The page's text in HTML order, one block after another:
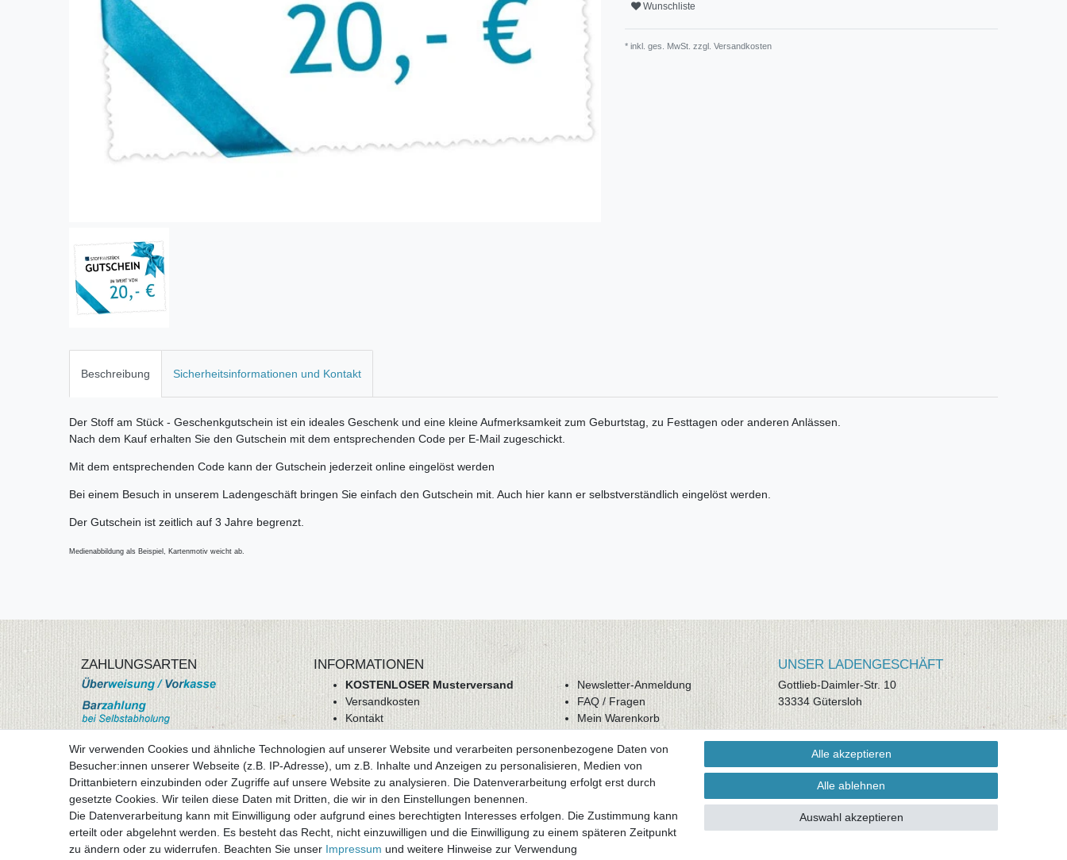
Wunschliste
* inkl. ges. MwSt. zzgl. Versandkosten
Beschreibung Sicherheitsinformationen und Kontakt
Der Stoff am Stück - Geschenkgutschein ist ein ideales Geschenk und eine kleine Aufmerksamkeit zum Geburtstag, zu Festtagen oder anderen Anlässen.
Nach dem Kauf erhalten Sie den Gutschein mit dem entsprechenden Code per E-Mail zugeschickt.
Mit dem entsprechenden Code kann der Gutschein jederzeit online eingelöst werden
Bei einem Besuch in unserem Ladengeschäft bringen Sie einfach den Gutschein mit. Auch hier kann er selbstverständlich eingelöst werden.
Der Gutschein ist zeitlich auf 3 Jahre begrenzt.
Medienabbildung als Beispiel, Kartenmotiv weicht ab.
ZAHLUNGSARTEN
mehr Informationen
Besuchen sie uns auf
INFORMATIONEN
KOSTENLOSER Musterversand
Versandkosten
Kontakt
AGB
Datenschutz
Impressum
Vertrag widerrufen
Newsletter-Anmeldung
FAQ / Fragen
Mein Warenkorb
Mein Konto
UNSER LADENGESCHÄFT
Gottlieb-Daimler-Str. 10
33334 Gütersloh
ÖFFNUNGSZEITEN
Montag - Dienstag: 8.00 - 18.00 Uhr,
Mittwoch Ruhetag, Donnerstag: 8.00 -
18.00 Uhr, Freitag 8.00 - 14.00 Uhr
KUNDENSERVICE
Wir verwenden Cookies und ähnliche Technologien auf unserer Website und verarbeiten personenbezogene Daten von
Besucher:innen unserer Webseite (z.B. IP-Adresse), um z.B. Inhalte und Anzeigen zu personalisieren, Medien von
Drittanbietern einzubinden oder Zugriffe auf unsere Website zu analysieren. Die Datenverarbeitung erfolgt erst durch
gesetzte Cookies. Wir teilen diese Daten mit Dritten, die wir in den Einstellungen benennen.
Die Datenverarbeitung kann mit Einwilligung oder aufgrund eines berechtigten Interesses erfolgen. Die Zustimmung kann
erteilt oder abgelehnt werden. Es besteht das Recht, nicht einzuwilligen und die Einwilligung zu einem späteren Zeitpunkt
zu ändern oder zu widerrufen. Beachten Sie unser Impressum und weitere Hinweise zur Verwendung
Alle akzeptieren
Alle ablehnen
Auswahl akzeptieren